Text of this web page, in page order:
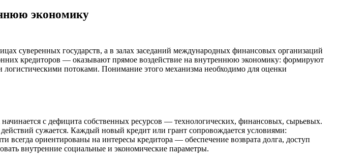
экономику
суверенных государств, а в залах заседаний международных финансовых организаций
кредиторов — оказывают прямое воздействие на внутреннюю экономику: формируют
потоками. Понимание этого механизма необходимо для оценки
с дефицита собственных ресурсов — технологических, финансовых, сырьевых.
сужается. Каждый новый кредит или грант сопровождается условиями:
всегда ориентированы на интересы кредитора — обеспечение возврата долга, доступ
внутренние социальные и экономические параметры.